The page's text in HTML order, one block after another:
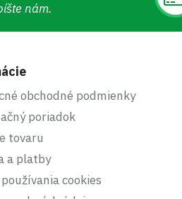
nám.
obchodné podmienky
poriadok
tovaru
a platby
cookies